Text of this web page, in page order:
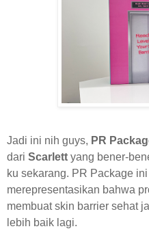
Jadi ini nih guys, PR
dari Scarlett yang bener-
ku sekarang. PR Package
merepresentasikan bahwa
membuat skin barrier sehat
lebih baik lagi.